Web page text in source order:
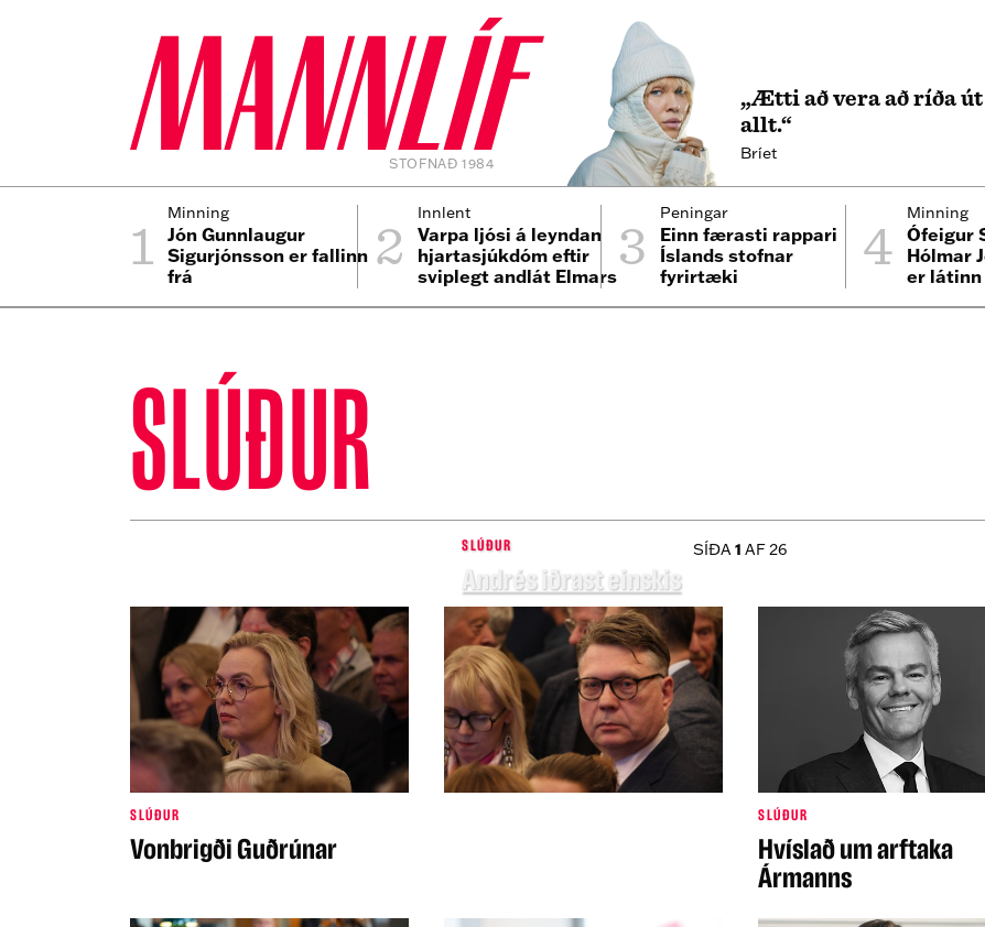
STOFNAÐ 1984
„Ætti að vera að ríða
allt.“
Bríet
1 Minning
Jón Gunnlaugur
Sigurjónsson er fallinn
frá
2 Innlent
Varpa ljósi á leyndan
hjartasjúkdóm eftir
sviplegt andlát Elmars3 Peningar
Einn færasti rappari
Íslands stofnar
fyrirtæki
4 Minning
Ófeigur
Hólmar
er látinn
SLÚÐUR
SÍÐA 1 AF 26
SLÚÐUR
Vonbrigði Guðrúnar
SLÚÐUR
Andrés iðrast einskis
SLÚÐUR
Hvíslað um arftaka
Ármanns